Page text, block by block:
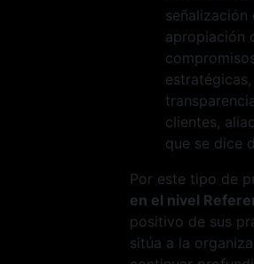
apropiación
clientes,
que se dice
Por este tipo de
en el nivel
positivo de sus
sitúa a la